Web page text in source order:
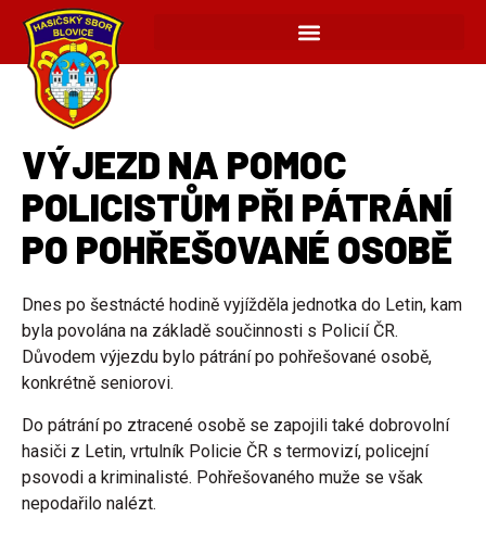
VÝJEZD NA POMOC
POLICISTŮM PŘI PÁTRÁNÍ
PO POHŘEŠOVANÉ OSOBĚ
Dnes po šestnácté hodině vyjížděla jednotka do Letin, kam
byla povolána na základě součinnosti s Policií ČR.
Důvodem výjezdu bylo pátrání po pohřešované osobě,
konkrétně seniorovi.
Do pátrání po ztracené osobě se zapojili také dobrovolní
hasiči z Letin, vrtulník Policie ČR s termovizí, policejní
psovodi a kriminalisté. Pohřešovaného muže se však
nepodařilo nalézt.